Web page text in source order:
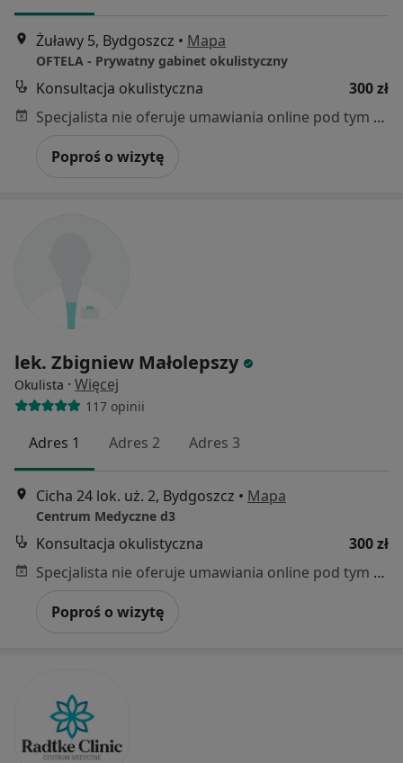
Żuławy 5, Bydgoszcz • Mapa
OFTELA - Prywatny gabinet okulistyczny
Konsultacja okulistyczna
300 zł
Specjalista nie oferuje umawiania online pod tym adresem.
Poproś o wizytę
lek. Zbigniew Małolepszy
Okulista · Więcej
117 opinii
Adres 1 Adres 2 Adres 3
Cicha 24 lok. uż. 2, Bydgoszcz • Mapa
Centrum Medyczne d3
Konsultacja okulistyczna
300 zł
Specjalista nie oferuje umawiania online pod tym adresem.
Poproś o wizytę